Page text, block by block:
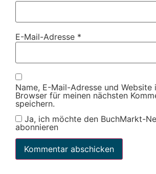
E-Mail-Adresse *
Name, E-Mail-Adresse und Website
Browser für meinen nächsten
speichern.
Ja, ich möchte den BuchMarkt-
abonnieren